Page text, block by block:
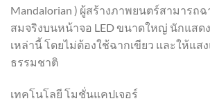
Mandalorian ) ผู้สร้างภาพยนตร์สามารถ
สมจริงบนหน้าจอ LED ขนาดใหญ่ นักแสด
เหล่านี้ โดยไม่ต้องใช้ฉากเขียว และให้แส
ธรรมชาติ
เทคโนโลยี โมชั่นแคปเจอร์